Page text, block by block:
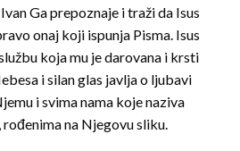
Ga prepoznaje i traži da Isus
onaj koji ispunja Pisma. Isus
koja mu je darovana i krsti
i silan glas javlja o ljubavi
i svima nama koje naziva
na Njegovu sliku.